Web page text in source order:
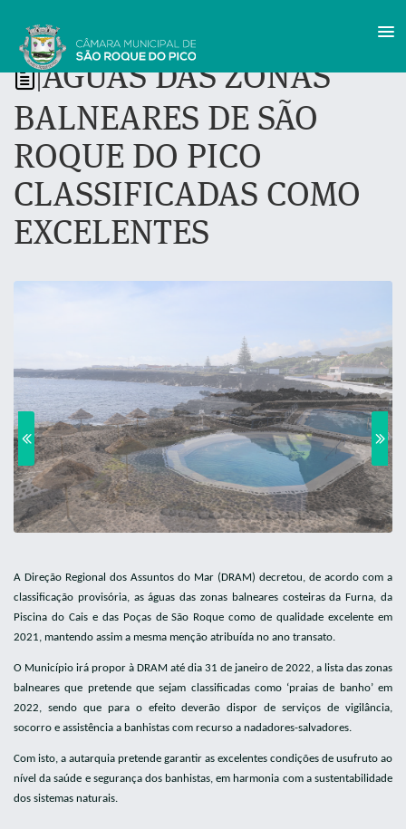
ÁGUAS DAS ZONAS
BALNEARES DE SÃO
ROQUE DO PICO
CLASSIFICADAS COMO
EXCELENTES
A Direção Regional dos Assuntos do Mar (DRAM) decretou, de acordo com a
classificação provisória, as águas das zonas balneares costeiras da Furna, da
Piscina do Cais e das Poças de São Roque como de qualidade excelente em
2021, mantendo assim a mesma menção atribuída no ano transato.
O Município irá propor à DRAM até dia 31 de janeiro de 2022, a lista das zonas
balneares que pretende que sejam classificadas como ‘praias de banho’ em
2022, sendo que para o efeito deverão dispor de serviços de vigilância,
socorro e assistência a banhistas com recurso a nadadores-salvadores.
Com isto, a autarquia pretende garantir as excelentes condições de usufruto ao
nível da saúde e segurança dos banhistas, em harmonia com a sustentabilidade
dos sistemas naturais.